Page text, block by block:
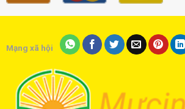
Mạng xã hội